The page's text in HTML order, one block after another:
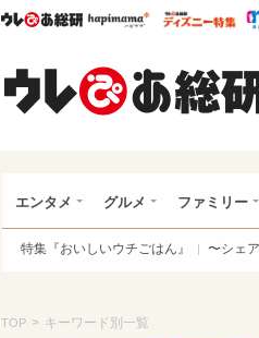
ウレぴあ総研ハピママ*
エンタメ グルメ ファミリー
特集『おいしいウチごはん』 〜シェ
TOP > キーワード別一覧